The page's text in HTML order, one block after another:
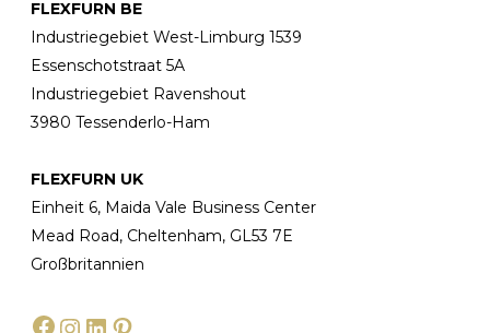
FLEXFURN BE
Industriegebiet West-Limburg 1539
Essenschotstraat 5A
Industriegebiet Ravenshout
3980 Tessenderlo-Ham
FLEXFURN UK
Einheit 6, Maida Vale Business Center
Mead Road, Cheltenham, GL53 7E
Großbritannien
Facebook
Instagram
LinkedIn